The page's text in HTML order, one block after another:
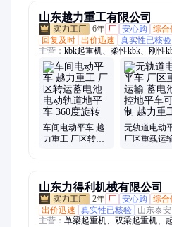
山东越力重工有限公司
6年 厂 安心购 综合
回复及时 出价迅速 真实性已核验
主营： kbk起重机、柔性kbk、刚性
芦、kbk、组合式起重机、自立式
欧式起重机、欧式龙门吊
车间电动平车 越
力重工 厂区转运
无轨道电动
厂区重载运
山东力得利机械有限公司
2年 厂 安心购 综合
出价迅速
真实性已核验
山东泰安
主营： 单梁起重机、双梁起重机、